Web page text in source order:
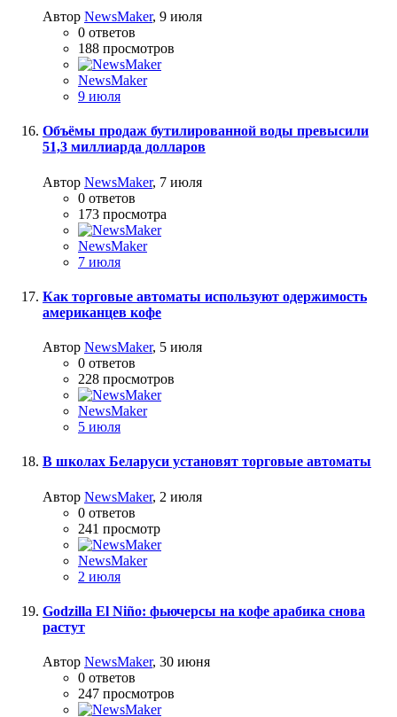
Автор NewsMaker, 9 июля
0 ответов
188 просмотров
NewsMaker
9 июля
Объёмы продаж бутилированной воды превысили
51,3 миллиарда долларов
Автор NewsMaker, 7 июля
0 ответов
173 просмотра
NewsMaker
7 июля
Как торговые автоматы используют одержимость
американцев кофе
Автор NewsMaker, 5 июля
0 ответов
228 просмотров
NewsMaker
5 июля
В школах Беларуси установят торговые автоматы
Автор NewsMaker, 2 июля
0 ответов
241 просмотр
NewsMaker
2 июля
Godzilla El Niño: фьючерсы на кофе арабика снова
растут
Автор NewsMaker, 30 июня
0 ответов
247 просмотров